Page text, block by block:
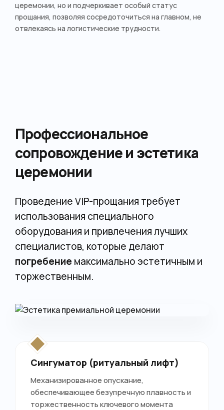
церемонии, но и подчеркивает особый статус
прощания, позволяя сосредоточиться на главном, не
отвлекаясь на логистические трудности.
Профессиональное
сопровождение и эстетика
церемонии
Проведение VIP-прощания требует
использования специального
оборудования и привлечения лучших
специалистов, которые делают
погребениемаксимально эстетичным и
торжественным.
Сингуматор (ритуальный лифт)
Механизированное опускание,
обеспечивающее безупречную плавность и
торжественность ключевого момента